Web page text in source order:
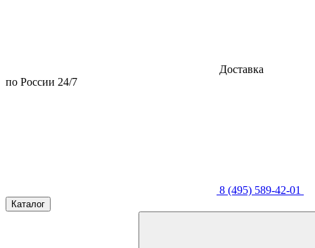
Доставка
по России 24/7
8 (495) 589-42-01
Каталог